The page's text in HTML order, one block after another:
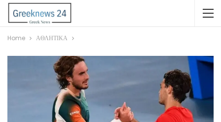
Home ΑΘΛΗΤΙΚΑ